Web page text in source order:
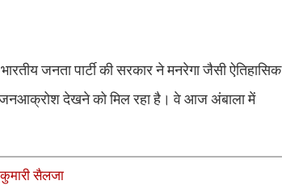
जनता पार्टी की सरकार ने मनरेगा जैसी ऐतिहासिक
देखने को मिल रहा है। वे आज अंबाला में
सैलजा